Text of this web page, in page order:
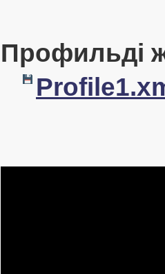
Профильді